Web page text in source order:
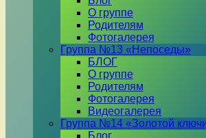
О группе
Родителям
Фотогалерея
Группа №13 «Непоседы»
БЛОГ
О группе
Родителям
Фотогалерея
Видеогалерея
Группа №14 «Золотой
Блог